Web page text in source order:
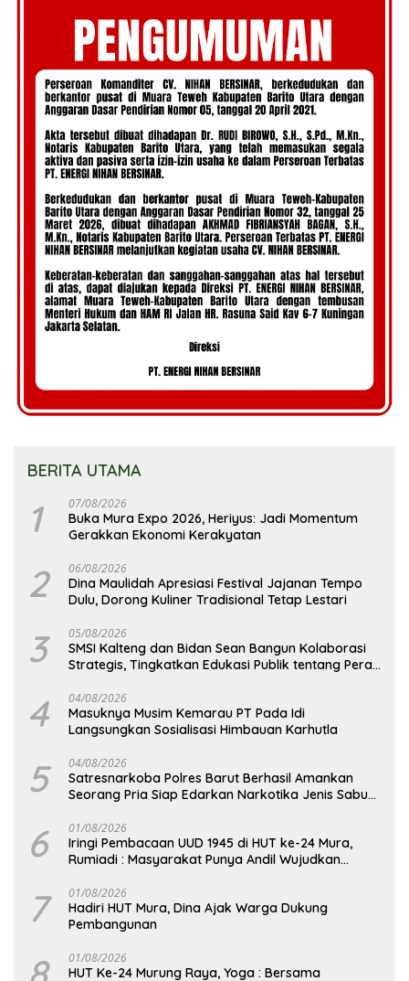
BERITA UTAMA
1 07/08/2026
Buka Mura Expo 2026, Heriyus: Jadi Momentum
Gerakkan Ekonomi Kerakyatan
2 06/08/2026
Dina Maulidah Apresiasi Festival Jajanan Tempo
Dulu, Dorong Kuliner Tradisional Tetap Lestari
3 05/08/2026
SMSI Kalteng dan Bidan Sean Bangun Kolaborasi
Strategis, Tingkatkan Edukasi Publik tentang Peran
4 04/08/2026
Masuknya Musim Kemarau PT Pada Idi
Langsungkan Sosialisasi Himbauan Karhutla
5 04/08/2026
Satresnarkoba Polres Barut Berhasil Amankan
Seorang Pria Siap Edarkan Narkotika Jenis Sabu
6 01/08/2026
Iringi Pembacaan UUD 1945 di HUT ke-24 Mura,
Rumiadi : Masyarakat Punya Andil Wujudkan
7 01/08/2026
Hadiri HUT Mura, Dina Ajak Warga Dukung
Pembangunan
01/08/2026
HUT Ke-24 Murung Raya, Yoga : Bersama